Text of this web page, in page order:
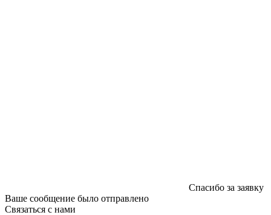
Спасибо за заявку
Ваше сообщение было отправлено
Связаться с нами